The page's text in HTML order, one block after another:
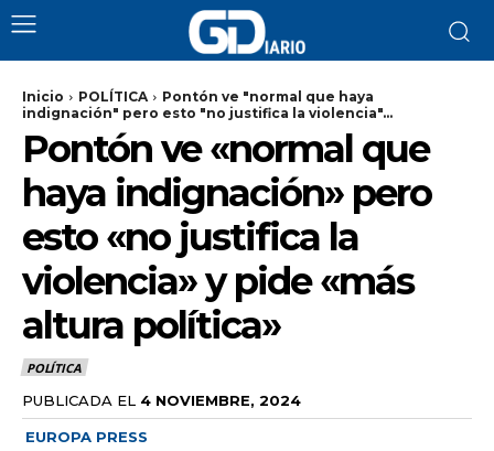
Inicio POLÍTICA
Pontón ve "normal que haya
indignación" pero esto "no justifica la violencia"...
Pontón ve «normal que
haya indignación» pero
esto «no justifica la
violencia» y pide «más
altura política»
POLÍTICA
PUBLICADA EL 4 NOVIEMBRE, 2024
EUROPA PRESS